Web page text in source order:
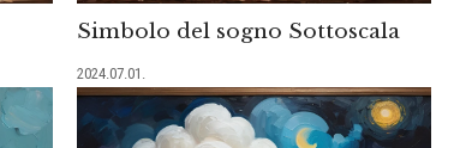
Simbolo del sogno Sottoscala
2024.07.01.